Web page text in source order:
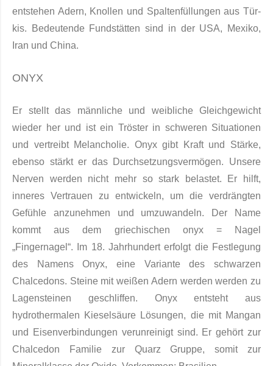
entstehen Adern, Knollen und Spaltenfüllungen aus Tür­
kis. Bedeutende Fundstätten sind in der USA, Mexiko,
Iran und China.
ONYX
Er stellt das männliche und weibliche Gleichgewicht
wieder her und ist ein Tröster in schweren Situationen
und vertreibt Melancholie. Onyx gibt Kraft und Stärke,
ebenso stärkt er das Durchsetzungsvermögen. Unsere
Nerven werden nicht mehr so stark belastet. Er hilft,
inneres Vertrauen zu entwickeln, um die verdrängten
Gefühle anzunehmen und umzuwandeln. Der Name
kommt aus dem griechischen onyx = Nagel
„Fingernagel“. Im 18. Jahrhundert erfolgt die Festlegung
des Namens Onyx, eine Variante des schwarzen
Chalcedons. Steine mit weißen Adern werden werden zu
Lagensteinen geschliffen. Onyx entsteht aus
hydrothermalen Kieselsäure Lösun­gen, die mit Mangan
und Eisenverbindungen verunreinigt sind. Er gehört zur
Chalce­don Familie zur Quarz Gruppe, somit zur